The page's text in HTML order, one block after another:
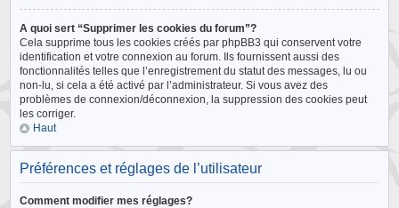
A quoi sert “Supprimer les cookies du forum”?
Cela supprime tous les cookies créés par phpBB3 qui conservent votre
identification et votre connexion au forum. Ils fournissent aussi des
fonctionnalités telles que l’enregistrement du statut des messages, lu ou
non-lu, si cela a été activé par l’administrateur. Si vous avez des
problèmes de connexion/déconnexion, la suppression des cookies peut
les corriger.
Haut
Préférences et réglages de l’utilisateur
Comment modifier mes réglages?